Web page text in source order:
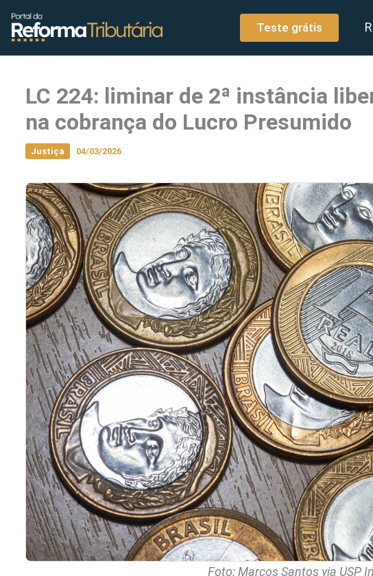
conteúdo
Teste grátis
LC 224: liminar de 2ª instância
na cobrança do Lucro Presumido
Justiça 04/03/2026
Foto: Marcos Santos via USP